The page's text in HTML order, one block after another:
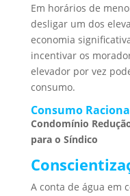
Em horários de
desligar um dos
economia
incentivar os
elevador por vez
consumo.
Consumo
Condomínio
para o Síndico
A conta de água em